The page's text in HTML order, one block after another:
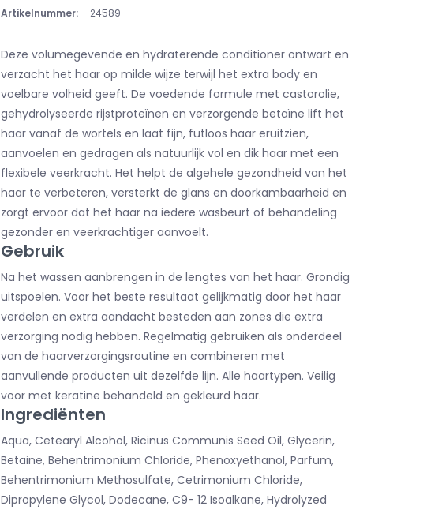
Artikelnummer: 24589
Deze volumegevende en hydraterende conditioner ontwart en
verzacht het haar op milde wijze terwijl het extra body en
voelbare volheid geeft. De voedende formule met castorolie,
gehydrolyseerde rijstproteïnen en verzorgende betaïne lift het
haar vanaf de wortels en laat fijn, futloos haar eruitzien,
aanvoelen en gedragen als natuurlijk vol en dik haar met een
flexibele veerkracht. Het helpt de algehele gezondheid van het
haar te verbeteren, versterkt de glans en doorkambaarheid en
zorgt ervoor dat het haar na iedere wasbeurt of behandeling
gezonder en veerkrachtiger aanvoelt.
Gebruik
Na het wassen aanbrengen in de lengtes van het haar. Grondig
uitspoelen. Voor het beste resultaat gelijkmatig door het haar
verdelen en extra aandacht besteden aan zones die extra
verzorging nodig hebben. Regelmatig gebruiken als onderdeel
van de haarverzorgingsroutine en combineren met
aanvullende producten uit dezelfde lijn. Alle haartypen. Veilig
voor met keratine behandeld en gekleurd haar.
Ingrediënten
Aqua, Cetearyl Alcohol, Ricinus Communis Seed Oil, Glycerin,
Betaine, Behentrimonium Chloride, Phenoxyethanol, Parfum,
Behentrimonium Methosulfate, Cetrimonium Chloride,
Dipropylene Glycol, Dodecane, C9- 12 Isoalkane, Hydrolyzed